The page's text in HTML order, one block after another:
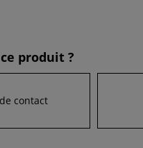
produit ?
contact